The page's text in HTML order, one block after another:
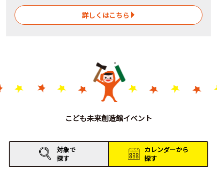
詳しくはこちら
こども未来創造館イベント
対象で
探す
カレンダーから
探す